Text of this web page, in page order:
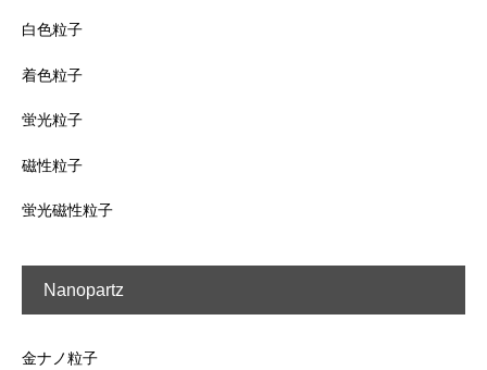
白色粒子
着色粒子
蛍光粒子
磁性粒子
蛍光磁性粒子
Nanopartz
金ナノ粒子